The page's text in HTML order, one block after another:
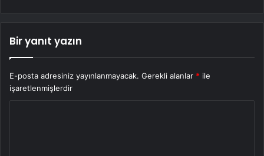
Bir yanıt yazın
E-posta adresiniz yayınlanmayacak. Gerekli alanlar * ile
işaretlenmişlerdir